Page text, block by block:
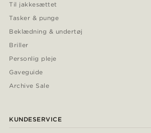
Til jakkesættet
Tasker & punge
Beklædning & undertøj
Briller
Personlig pleje
Gaveguide
Archive Sale
KUNDESERVICE